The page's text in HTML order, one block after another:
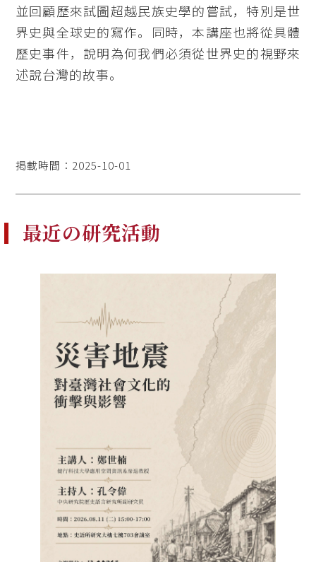
並回顧歷來試圖超越民族史學的嘗試，特別是世
界史與全球史的寫作。同時，本講座也將從具體
歷史事件，說明為何我們必須從世界史的視野來
述說台灣的故事。
掲載時間：2025-10-01
最近の研究活動